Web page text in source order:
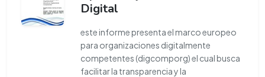
Digital
este informe presenta el marco europeo
para organizaciones digitalmente
competentes (digcomporg) el cual busca
facilitar la transparencia y la